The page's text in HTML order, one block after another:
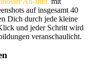
auf insgesamt 40
Dich durch jede kleine
und jeder Schritt wird
veranschaulicht.